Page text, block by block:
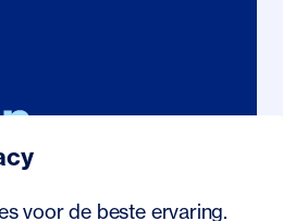
voor de beste ervaring.